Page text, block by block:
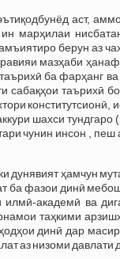
аст,
марҳилаи
берун аз
мазҳаби
ба фарҳанг
сабақҳои таърихӣ
шахси
чунин инсон ,
дунявият ҳамчун
ба фазои динӣ
илмӣ-академӣ ва
таҳкими
динӣ дар
аз низоми давлати